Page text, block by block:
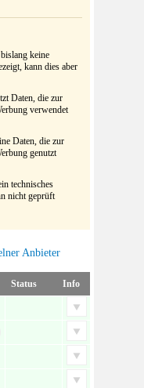
keine
kann dies aber
Daten, die zur
verwendet
Daten, die zur
genutzt
technisches
nicht geprüft